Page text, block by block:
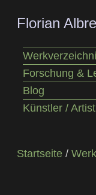
Florian
Forschung &
Blog
Künstler /
Startseite /